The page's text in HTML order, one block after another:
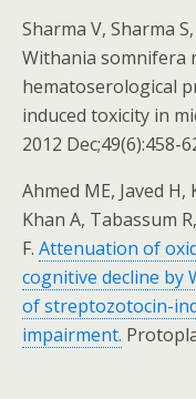
Sharma V, Sharma
Withania somnifera
hematoserological
induced toxicity in
2012 Dec;49(6):458-
Ahmed ME, Javed
Khan A, Tabassum
F. Attenuation of
cognitive decline by
of streptozotocin-
impairment.